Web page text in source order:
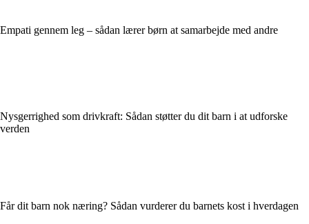
Empati gennem leg – sådan lærer børn at samarbejde med andre
Nysgerrighed som drivkraft: Sådan støtter du dit barn i at udforske
verden
Får dit barn nok næring? Sådan vurderer du barnets kost i hverdagen